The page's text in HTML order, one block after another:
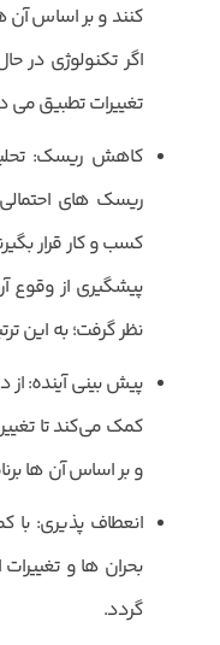
کنند و بر اساس آن
اگر تکنولوژی در
تغییرات تطبیق می
کاهش ریسک:
ریسک ‌های
کسب و کار قرار
پیشگیری از وقوع
نظر گرفت؛ به این
پیش بینی آینده:
کمک می‌کند تا
و بر اساس آن ها
انعطاف پذیری:
بحران‌ ها و
‌گردد.